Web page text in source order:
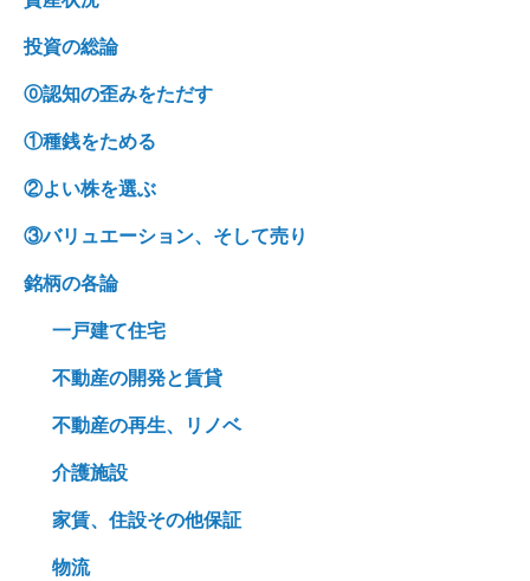
投資の総論
⓪認知の歪みをただす
①種銭をためる
②よい株を選ぶ
③バリュエーション、そして売り
銘柄の各論
一戸建て住宅
不動産の開発と賃貸
不動産の再生、リノベ
介護施設
家賃、住設その他保証
物流